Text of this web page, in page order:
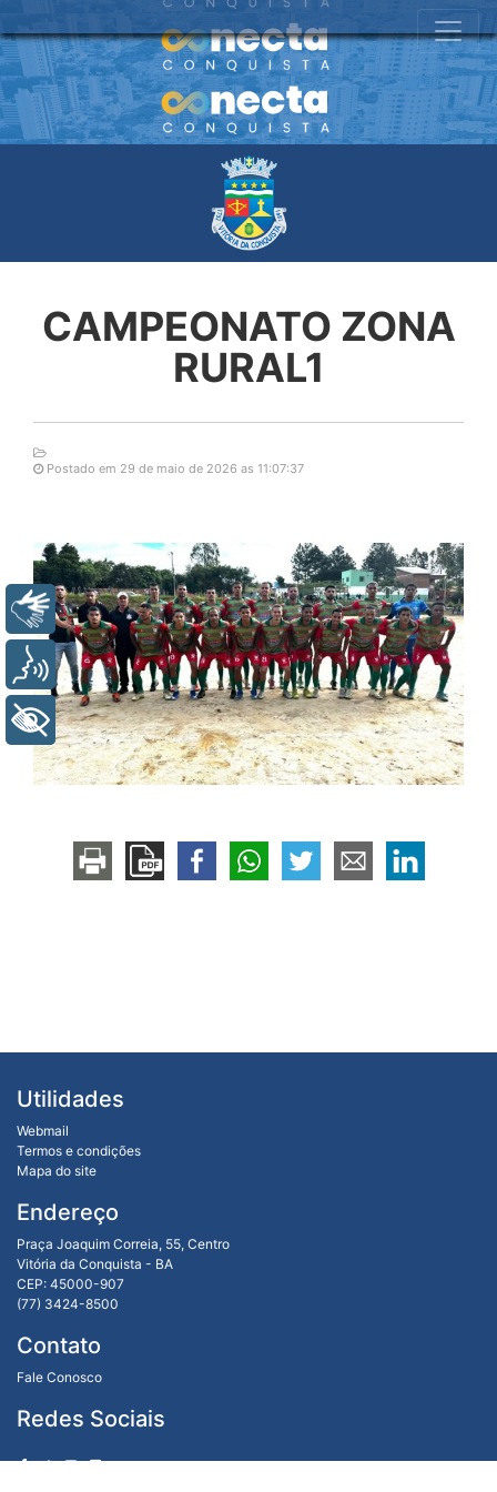
CAMPEONATO ZONA
RURAL1
Postado em 29 de maio de 2026 as 11:07:37
Utilidades
Webmail
Termos e condições
Mapa do site
Endereço
Praça Joaquim Correia, 55, Centro
Vitória da Conquista - BA
CEP: 45000-907
(77) 3424-8500
Contato
Fale Conosco
Redes Sociais
Libras
Voz
+ Acessibilidade